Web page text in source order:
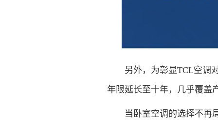
另外，为彰显TCL空调对
年限延长至十年，几乎覆盖
当卧室空调的选择不再局